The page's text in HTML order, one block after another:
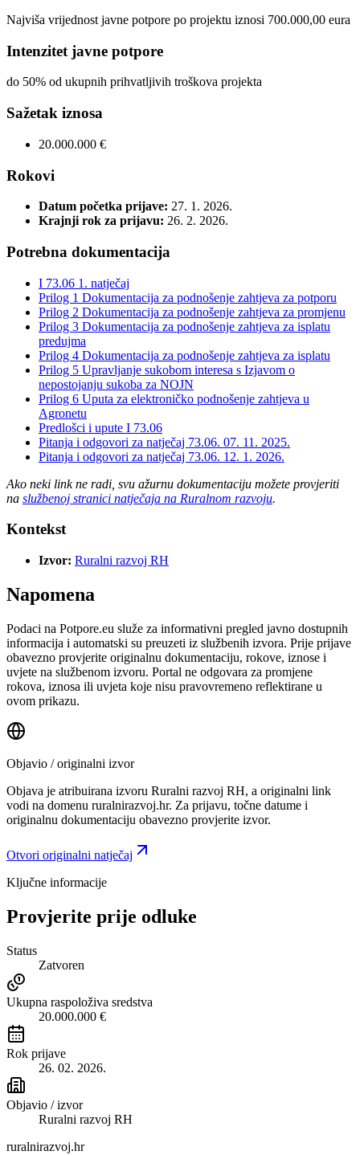
Najviša vrijednost javne potpore po projektu iznosi 700.000,00 eura
Intenzitet javne potpore
do 50% od ukupnih prihvatljivih troškova projekta
Sažetak iznosa
20.000.000 €
Rokovi
Datum početka prijave: 27. 1. 2026.
Krajnji rok za prijavu: 26. 2. 2026.
Potrebna dokumentacija
I 73.06 1. natječaj
Prilog 1 Dokumentacija za podnošenje zahtjeva za potporu
Prilog 2 Dokumentacija za podnošenje zahtjeva za promjenu
Prilog 3 Dokumentacija za podnošenje zahtjeva za isplatu
predujma
Prilog 4 Dokumentacija za podnošenje zahtjeva za isplatu
Prilog 5 Upravljanje sukobom interesa s Izjavom o
nepostojanju sukoba za NOJN
Prilog 6 Uputa za elektroničko podnošenje zahtjeva u
Agronetu
Predlošci i upute I 73.06
Pitanja i odgovori za natječaj 73.06. 07. 11. 2025.
Pitanja i odgovori za natječaj 73.06. 12. 1. 2026.
Ako neki link ne radi, svu ažurnu dokumentaciju možete provjeriti
na službenoj stranici natječaja na Ruralnom razvoju.
Kontekst
Izvor: Ruralni razvoj RH
Napomena
Podaci na Potpore.eu služe za informativni pregled javno dostupnih
informacija i automatski su preuzeti iz službenih izvora. Prije prijave
obavezno provjerite originalnu dokumentaciju, rokove, iznose i
uvjete na službenom izvoru. Portal ne odgovara za promjene
rokova, iznosa ili uvjeta koje nisu pravovremeno reflektirane u
ovom prikazu.
Objavio / originalni izvor
Objava je atribuirana izvoru Ruralni razvoj RH, a originalni link
vodi na domenu ruralnirazvoj.hr. Za prijavu, točne datume i
originalnu dokumentaciju obavezno provjerite izvor.
Otvori originalni natječaj
Ključne informacije
Provjerite prije odluke
Status
Zatvoren
Ukupna raspoloživa sredstva
20.000.000 €
Rok prijave
26. 02. 2026.
Objavio / izvor
Ruralni razvoj RH
ruralnirazvoj.hr